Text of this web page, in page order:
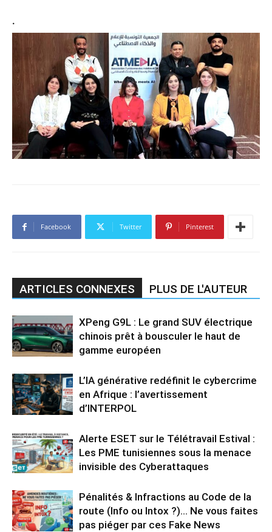
.
Facebook Twitter Pinterest
ARTICLES CONNEXES PLUS DE L'AUTEUR
XPeng G9L : Le grand SUV électrique
chinois prêt à bousculer le haut de
gamme européen
L’IA générative redéfinit le cybercrime
en Afrique : l’avertissement
d’INTERPOL
Alerte ESET sur le Télétravail Estival :
Les PME tunisiennes sous la menace
invisible des Cyberattaques
Pénalités & Infractions au Code de la
route (Info ou Intox ?)… Ne vous faites
pas piéger par ces Fake News